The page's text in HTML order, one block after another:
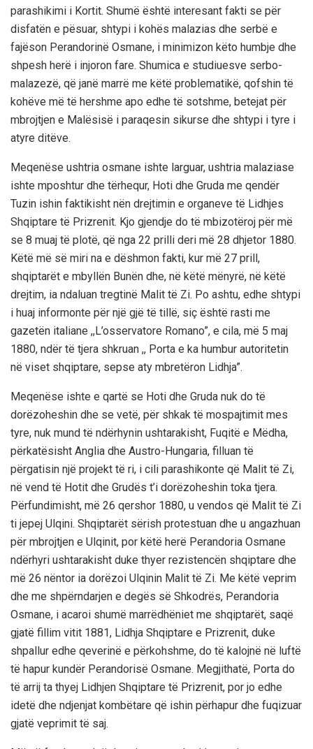
parashikimi i Kortit. Shumë është interesant fakti se për
disfatën e pësuar, shtypi i kohës malazias dhe serbë e
fajëson Perandorinë Osmane, i minimizon këto humbje dhe
shpesh herë i injoron fare. Shumica e studiuesve serbo-
malazezë, që janë marrë me këtë problematikë, qofshin të
kohëve më të hershme apo edhe të sotshme, betejat për
mbrojtjen e Malësisë i paraqesin sikurse dhe shtypi i tyre i
atyre ditëve.
Meqenëse ushtria osmane ishte larguar, ushtria malaziase
ishte mposhtur dhe tërhequr, Hoti dhe Gruda me qendër
Tuzin ishin faktikisht nën drejtimin e organeve të Lidhjes
Shqiptare të Prizrenit. Kjo gjendje do të mbizotëroj për më
se 8 muaj të plotë, që nga 22 prilli deri më 28 dhjetor 1880.
Këtë më së miri na e dëshmon fakti, kur më 27 prill,
shqiptarët e mbyllën Bunën dhe, në këtë mënyrë, në këtë
drejtim, ia ndaluan tregtinë Malit të Zi. Po ashtu, edhe shtypi
i huaj informonte për një gjë të tillë, siç është rasti me
gazetën italiane ,,L’osservatore Romano”, e cila, më 5 maj
1880, ndër të tjera shkruan ,, Porta e ka humbur autoritetin
në viset shqiptare, sepse aty mbretëron Lidhja”.
Meqenëse ishte e qartë se Hoti dhe Gruda nuk do të
dorëzoheshin dhe se vetë, për shkak të mospajtimit mes
tyre, nuk mund të ndërhynin ushtarakisht, Fuqitë e Mëdha,
përkatësisht Anglia dhe Austro-Hungaria, filluan të
përgatisin një projekt të ri, i cili parashikonte që Malit të Zi,
në vend të Hotit dhe Grudës t’i dorëzoheshin toka tjera.
Përfundimisht, më 26 qershor 1880, u vendos që Malit të Zi
ti jepej Ulqini. Shqiptarët sërish protestuan dhe u angazhuan
për mbrojtjen e Ulqinit, por këtë herë Perandoria Osmane
ndërhyri ushtarakisht duke thyer rezistencën shqiptare dhe
më 26 nëntor ia dorëzoi Ulqinin Malit të Zi. Me këtë veprim
dhe me shpërndarjen e degës së Shkodrës, Perandoria
Osmane, i acaroi shumë marrëdhëniet me shqiptarët, saqë
gjatë fillim vitit 1881, Lidhja Shqiptare e Prizrenit, duke
shpallur edhe qeverinë e përkohshme, do të kalojnë në luftë
të hapur kundër Perandorisë Osmane. Megjithatë, Porta do
të arrij ta thyej Lidhjen Shqiptare të Prizrenit, por jo edhe
idetë dhe ndjenjat kombëtare që ishin përhapur dhe fuqizuar
gjatë veprimit të saj.